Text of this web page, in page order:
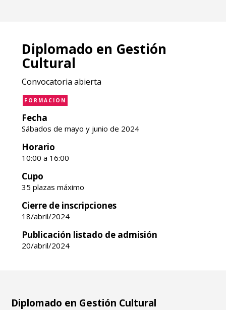
Diplomado en Gestión
Cultural
Convocatoria abierta
FORMACION
Fecha
Sábados de mayo y junio de 2024
Horario
10:00 a 16:00
Cupo
35 plazas máximo
Cierre de inscripciones
18/abril/2024
Publicación listado de admisión
20/abril/2024
Diplomado en Gestión Cultural